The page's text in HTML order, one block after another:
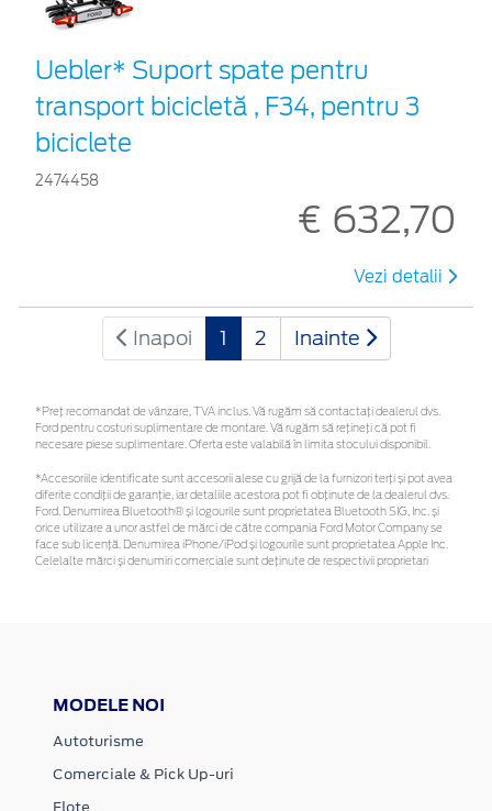
Uebler* Suport spate pentru
transport bicicletă , F34, pentru 3
biciclete
2474458
€ 632,70
Vezi detalii
Inapoi 1 2 Inainte
*Preţ recomandat de vânzare, TVA inclus. Vă rugăm să contactaţi dealerul dvs.
Ford pentru costuri suplimentare de montare. Vă rugăm să rețineți că pot fi
necesare piese suplimentare. Oferta este valabilă în limita stocului disponibil.
*Accesoriile identificate sunt accesorii alese cu grijă de la furnizori terți și pot avea
diferite condiții de garanție, iar detaliile acestora pot fi obținute de la dealerul dvs.
Ford. Denumirea Bluetooth® și logourile sunt proprietatea Bluetooth SIG, Inc. și
orice utilizare a unor astfel de mărci de către compania Ford Motor Company se
face sub licență. Denumirea iPhone/iPod și logourile sunt proprietatea Apple Inc.
Celelalte mărci și denumiri comerciale sunt deținute de respectivii proprietari
MODELE NOI
Autoturisme
Comerciale & Pick Up-uri